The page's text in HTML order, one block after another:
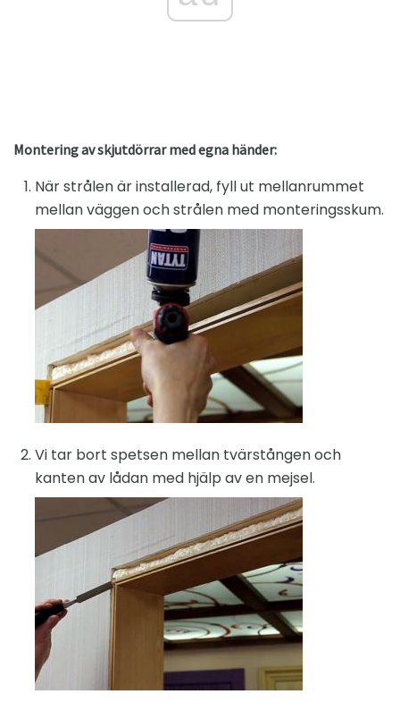
Montering av skjutdörrar med egna händer:
När strålen är installerad, fyll ut mellanrummet
mellan väggen och strålen med monteringsskum.
Vi tar bort spetsen mellan tvärstången och
kanten av lådan med hjälp av en mejsel.